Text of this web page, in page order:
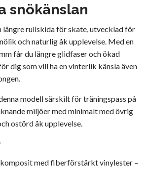
snökänslan
längre rullskida för skate, utvecklad för
och naturlig åk upplevelse. Med en
får du längre glidfaser och ökad
dig som vill ha en vinterlik känsla även
modell särskilt för träningspass på
miljöer med minimalt med övrig
ostörd åk upplevelse.
komposit med fiberförstärkt vinylester –